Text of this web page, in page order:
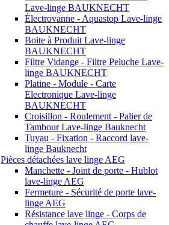
Lave-linge BAUKNECHT
Électrovanne - Aquastop Lave-linge
BAUKNECHT
Boite à Produit Lave-linge
BAUKNECHT
Filtre Vidange - Filtre Peluche Lave-
linge BAUKNECHT
Platine - Module - Carte
Electronique Lave-linge
BAUKNECHT
Croisillon - Roulement - Palier de
Tambour Lave-linge Bauknecht
Tuyau - Fixation - Raccord lave-
linge Bauknecht
Pièces détachées lave linge AEG
Manchette - Joint de porte - Hublot
lave-linge AEG
Fermeture - Sécurité de porte lave-
linge AEG
Résistance lave linge - Corps de